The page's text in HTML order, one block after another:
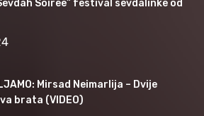
Soiree” festival sevdalinke od
Mirsad Neimarlija – Dvije
brata (VIDEO)